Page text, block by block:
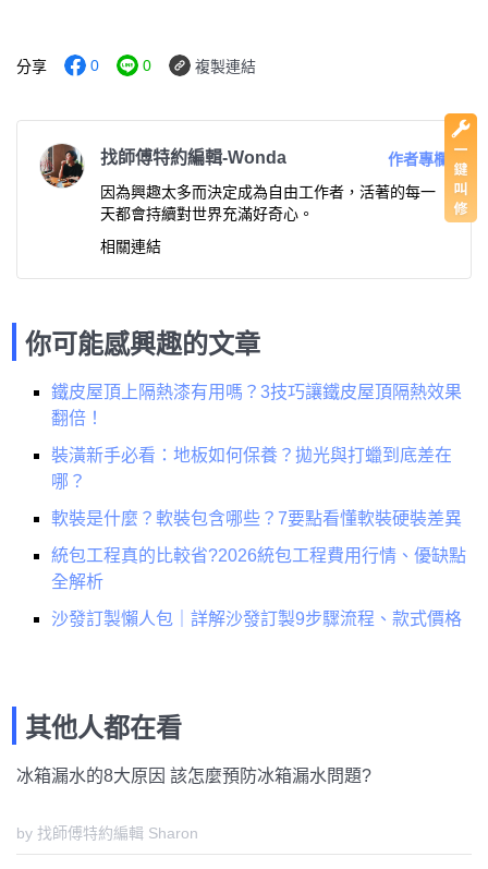
分享 0 0 複製連結
找師傅特約編輯-Wonda
作者專欄
因為興趣太多而決定成為自由工作者，活著的每一
天都會持續對世界充滿好奇心。
相關連結
你可能感興趣的文章
鐵皮屋頂上隔熱漆有用嗎？3技巧讓鐵皮屋頂隔熱效果
翻倍！
裝潢新手必看：地板如何保養？拋光與打蠟到底差在
哪？
軟裝是什麼？軟裝包含哪些？7要點看懂軟裝硬裝差異
統包工程真的比較省?2026統包工程費用行情、優缺點
全解析
沙發訂製懶人包｜詳解沙發訂製9步驟流程、款式價格
其他人都在看
冰箱漏水的8大原因 該怎麼預防冰箱漏水問題?
by 找師傅特約編輯 Sharon